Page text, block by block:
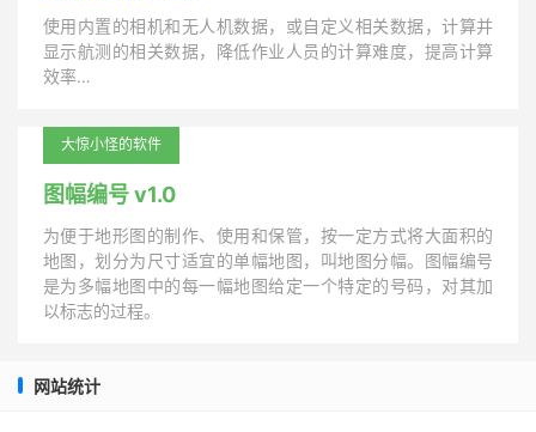
使用内置的相机和无人机数据，或自定义相关数据，计算并
显示航测的相关数据，降低作业人员的计算难度，提高计算
效率…
大惊小怪的软件
图幅编号 v1.0
为便于地形图的制作、使用和保管，按一定方式将大面积的
地图，划分为尺寸适宜的单幅地图，叫地图分幅。图幅编号
是为多幅地图中的每一幅地图给定一个特定的号码，对其加
以标志的过程。
网站统计